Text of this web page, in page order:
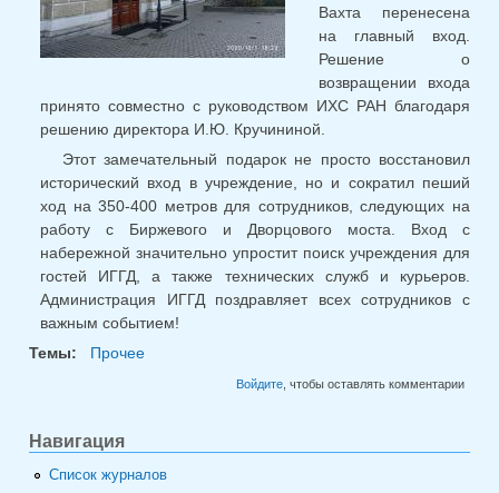
Вахта перенесена
на главный вход.
Решение о
возвращении входа
принято совместно с руководством ИХС РАН благодаря
решению директора И.Ю. Кручининой.
Этот замечательный подарок не просто восстановил
исторический вход в учреждение, но и сократил пеший
ход на 350-400 метров для сотрудников, следующих на
работу с Биржевого и Дворцового моста. Вход с
набережной значительно упростит поиск учреждения для
гостей ИГГД, а также технических служб и курьеров.
Администрация ИГГД поздравляет всех сотрудников с
важным событием!
Темы:
Прочее
Войдите, чтобы оставлять комментарии
Навигация
Список журналов